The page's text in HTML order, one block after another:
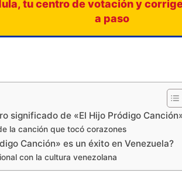
tu centro de votación y
a paso
significado de «El Hijo Pródigo
la canción que tocó corazones
Canción» es un éxito en Venezuela?
con la cultura venezolana